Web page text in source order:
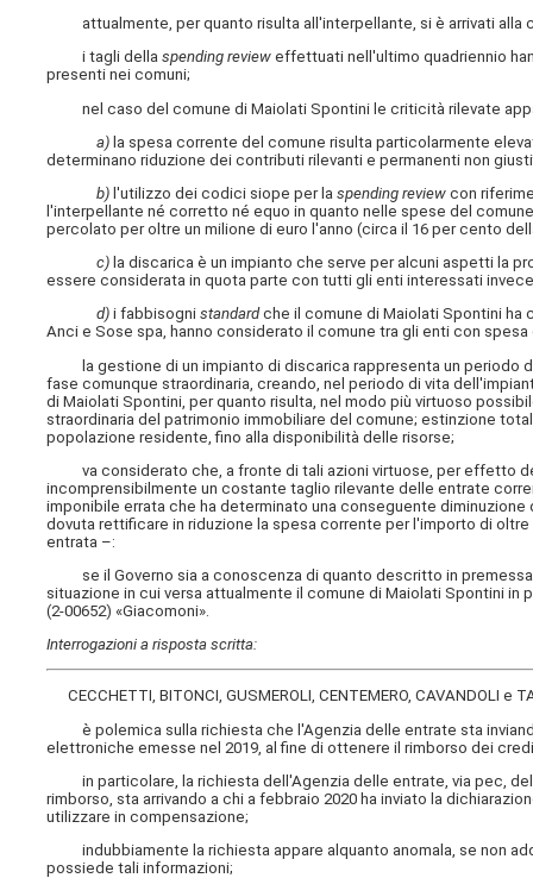
attualmente, per quanto risulta all'interpellante, si è arrivati alla
i tagli dellaspending review effettuati nell'ultimo quadriennio
presenti nei comuni;
nel caso del comune di Maiolati Spontini le criticità rilevate
a) la spesa corrente del comune risulta particolarmente
determinano riduzione dei contributi rilevanti e permanenti non
b) l'utilizzo dei codici siope per laspending review con
l'interpellante né corretto né equo in quanto nelle spese del
percolato per oltre un milione di euro l'anno (circa il 16 per cento
c) la discarica è un impianto che serve per alcuni aspetti la
essere considerata in quota parte con tutti gli enti interessati
d) i fabbisognistandardche il comune di Maiolati Spontini ha
Anci e Sose spa, hanno considerato il comune tra gli enti con
la gestione di un impianto di discarica rappresenta un periodo
fase comunque straordinaria, creando, nel periodo di vita
di Maiolati Spontini, per quanto risulta, nel modo più virtuoso
straordinaria del patrimonio immobiliare del comune; estinzione
popolazione residente, fino alla disponibilità delle risorse;
va considerato che, a fronte di tali azioni virtuose, per effetto
incomprensibilmente un costante taglio rilevante delle entrate
imponibile errata che ha determinato una conseguente
dovuta rettificare in riduzione la spesa corrente per l'importo di
entrata –:
se il Governo sia a conoscenza di quanto descritto in premessa
situazione in cui versa attualmente il comune di Maiolati Spontini in
(2-00652) «Giacomoni».
Interrogazioni a risposta scritta:
CECCHETTI, BITONCI, GUSMEROLI, CENTEMERO, CAVANDOLI e
è polemica sulla richiesta che l'Agenzia delle entrate sta
elettroniche emesse nel 2019, al fine di ottenere il rimborso dei
in particolare, la richiesta dell'Agenzia delle entrate, via pec,
rimborso, sta arrivando a chi a febbraio 2020 ha inviato la
utilizzare in compensazione;
indubbiamente la richiesta appare alquanto anomala, se non
possiede tali informazioni;